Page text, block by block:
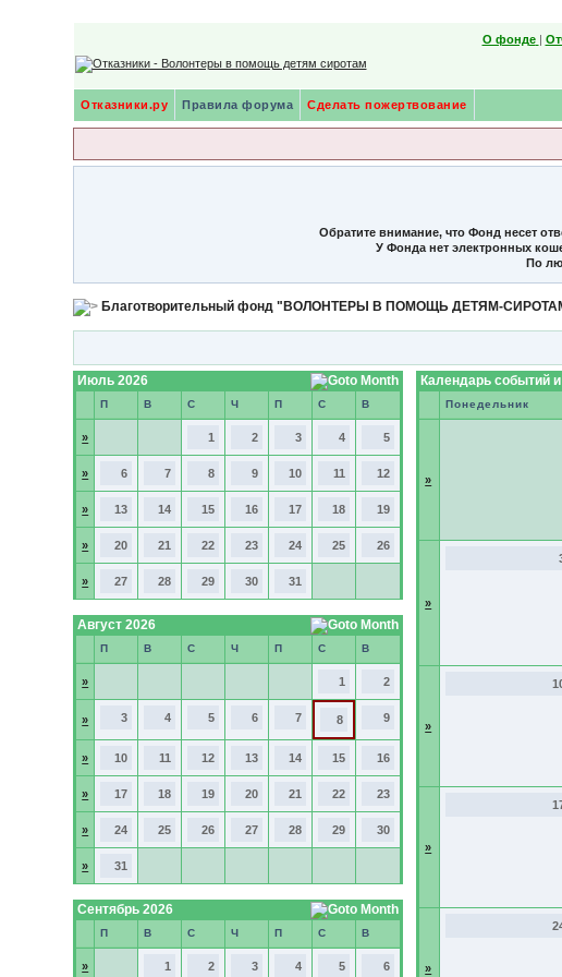
О фонде |
Отказники.ру Правила форума Сделать пожертвование
Обратите внимание, что Фонд несет
У Фонда нет электронных
По
Благотворительный фонд "ВОЛОНТЕРЫ В ПОМОЩЬ ДЕТЯМ-
Июль 2026
П В С Ч П С В
» 1 2 3 4 5
» 6 7 8 9 10 11 12
» 13 14 15 16 17 18 19
» 20 21 22 23 24 25 26
» 27 28 29 30 31
Август 2026
П В С Ч П С В
» 1 2
» 3 4 5 6 7 8 9
» 10 11 12 13 14 15 16
» 17 18 19 20 21 22 23
» 24 25 26 27 28 29 30
» 31
Сентябрь 2026
П В С Ч П С В
» 1 2 3 4 5 6
Календарь событий
Понедельник
»
»
»
»
»